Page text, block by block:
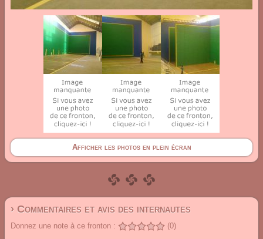
Afficher les photos en plein écran
› Commentaires et avis des internautes
Donnez une note à ce fronton : (0)